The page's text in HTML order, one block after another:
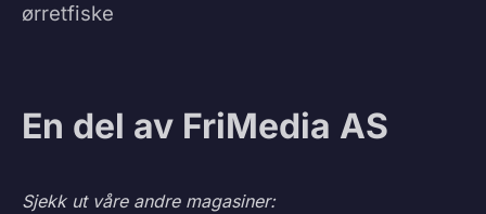
ørretfiske
En del av FriMedia AS
Sjekk ut våre andre magasiner: